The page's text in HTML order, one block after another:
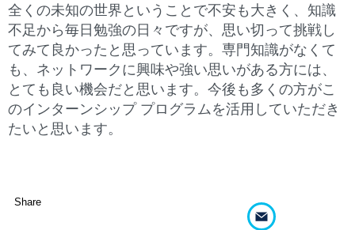
全くの未知の世界ということで不安も大きく、知識
不足から毎日勉強の日々ですが、思い切って挑戦し
てみて良かったと思っています。専門知識がなくて
も、ネットワークに興味や強い思いがある方には、
とても良い機会だと思います。今後も多くの方がこ
のインターンシップ プログラムを活用していただき
たいと思います。
Share